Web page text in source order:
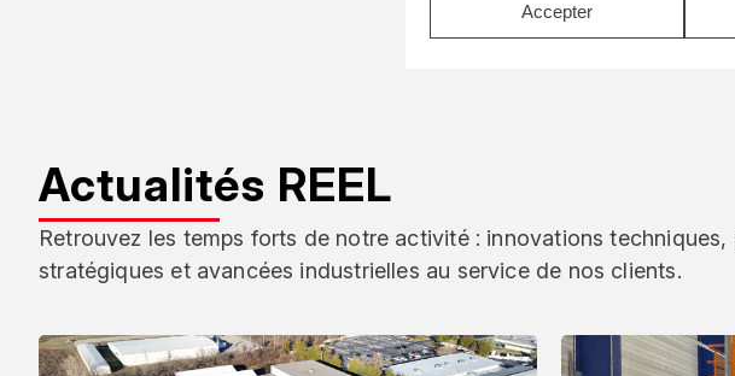
Accepter
Actualités REEL
Retrouvez les temps forts de notre activité : innovations techniques,
stratégiques et avancées industrielles au service de nos clients.